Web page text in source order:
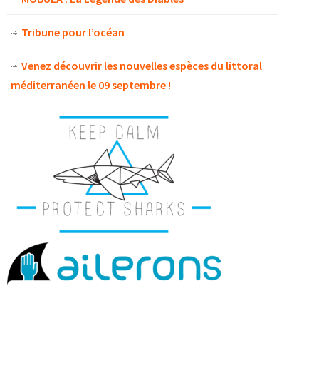
Tribune pour l’océan
Venez découvrir les nouvelles espèces du littoral
méditerranéen le 09 septembre !